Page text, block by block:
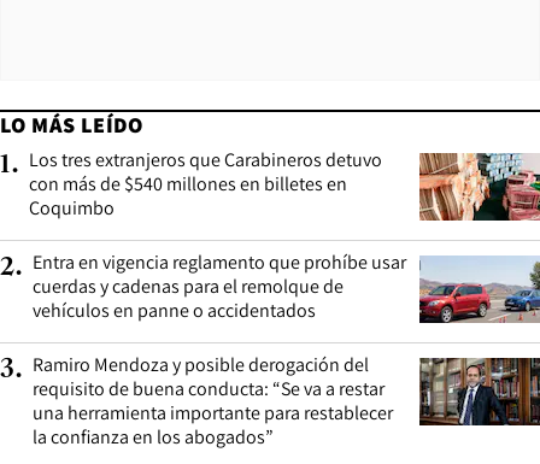
LO MÁS LEÍDO
1. Los tres extranjeros que Carabineros detuvo
con más de $540 millones en billetes en
Coquimbo
2. Entra en vigencia reglamento que prohíbe usar
cuerdas y cadenas para el remolque de
vehículos en panne o accidentados
3. Ramiro Mendoza y posible derogación del
requisito de buena conducta: “Se va a restar
una herramienta importante para restablecer
la confianza en los abogados”